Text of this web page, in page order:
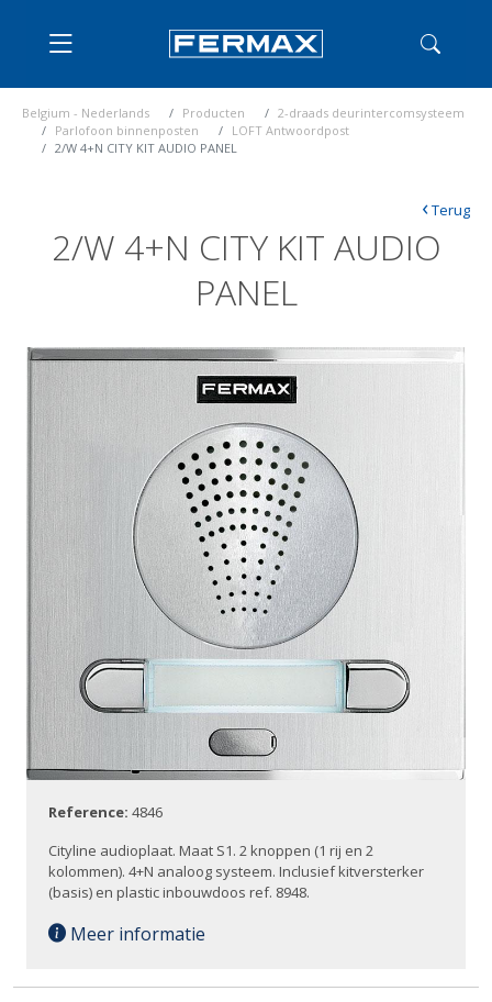
Belgium - Nederlands Producten
2-draads deurintercomsysteem
Parlofoon binnenposten
LOFT Antwoordpost
2/W 4+N CITY KIT AUDIO PANEL
2/W 4+N CITY KIT AUDIO
PANEL
‹Terug
Reference: 4846
Cityline audioplaat. Maat S1. 2 knoppen (1 rij en 2
kolommen). 4+N analoog systeem. Inclusief kitversterker
(basis) en plastic inbouwdoos ref. 8948.
Meer informatie